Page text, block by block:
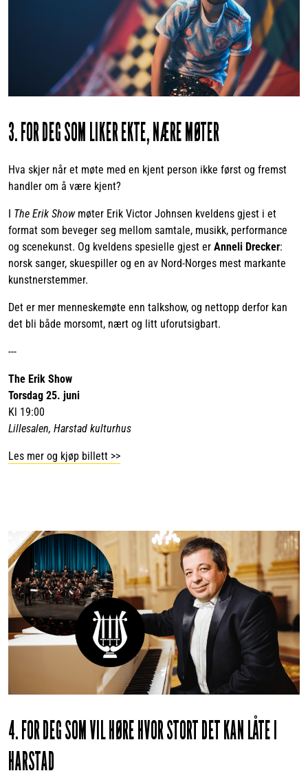
3. FOR DEG SOM LIKER EKTE, NÆRE MØTER
Hva skjer når et møte med en kjent person ikke først og fremst
handler om å være kjent?
I The Erik Showmøter Erik Victor Johnsen kveldens gjest i et
format som beveger seg mellom samtale, musikk, performance
og scenekunst. Og kveldens spesielle gjest er Anneli Drecker:
norsk sanger, skuespiller og en av Nord-Norges mest markante
kunstnerstemmer.
Det er mer menneskemøte enn talkshow, og nettopp derfor kan
det bli både morsomt, nært og litt uforutsigbart.
---
The Erik Show
Torsdag 25. juni
Kl 19:00
Lillesalen, Harstad kulturhus
Les mer og kjøp billett >>
4. FOR DEG SOM VIL HØRE HVOR STORT DET KAN LÅTE I
HARSTAD